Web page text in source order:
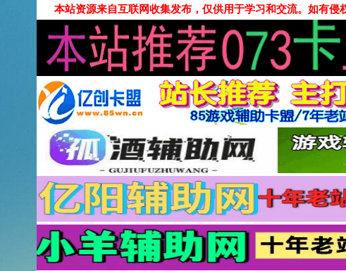
本站资源来自互联网收集发布，仅供用于学习和交流。如有侵